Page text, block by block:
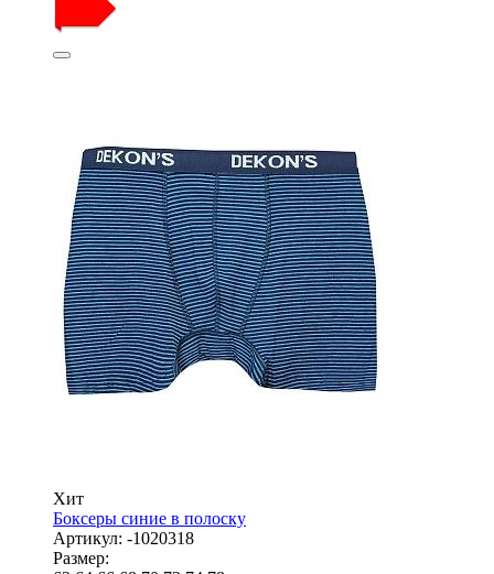
Хит
Боксеры синие в полоску
Артикул: -1020318
Размер: